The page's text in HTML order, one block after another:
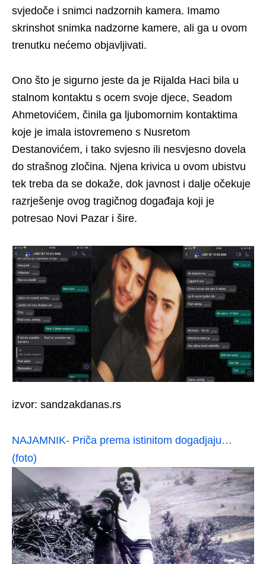
svjedoče i snimci nadzornih kamera. Imamo
skrinshot snimka nadzorne kamere, ali ga u ovom
trenutku nećemo objavljivati.
Ono što je sigurno jeste da je Rijalda Haci bila u
stalnom kontaktu s ocem svoje djece, Seadom
Ahmetovićem, činila ga ljubomornim kontaktima
koje je imala istovremeno s Nusretom
Destanovićem, i tako svjesno ili nesvjesno dovela
do strašnog zločina. Njena krivica u ovom ubistvu
tek treba da se dokaže, dok javnost i dalje očekuje
razrješenje ovog tragičnog događaja koji je
potresao Novi Pazar i šire.
izvor: sandzakdanas.rs
NAJAMNIK- Priča prema istinitom dogadjaju…
(foto)